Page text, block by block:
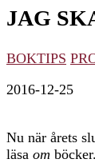
JAG
BOKTIPS
2016-12-25
Nu när årets
läsa om